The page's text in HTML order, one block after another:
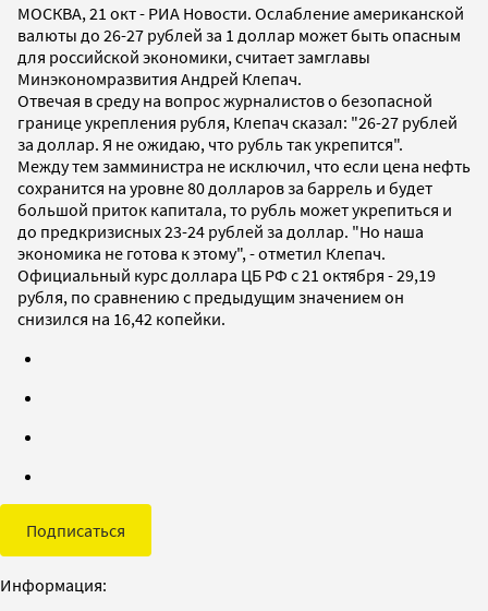
МОСКВА, 21 окт - РИА Новости. Ослабление американской
валюты до 26-27 рублей за 1 доллар может быть опасным
для российской экономики, считает замглавы
Минэкономразвития Андрей Клепач.
Отвечая в среду на вопрос журналистов о безопасной
границе укрепления рубля, Клепач сказал: "26-27 рублей
за доллар. Я не ожидаю, что рубль так укрепится".
Между тем замминистра не исключил, что если цена нефть
сохранится на уровне 80 долларов за баррель и будет
большой приток капитала, то рубль может укрепиться и
до предкризисных 23-24 рублей за доллар. "Но наша
экономика не готова к этому", - отметил Клепач.
Официальный курс доллара ЦБ РФ с 21 октября - 29,19
рубля, по сравнению с предыдущим значением он
снизился на 16,42 копейки.
Подписаться
Информация: